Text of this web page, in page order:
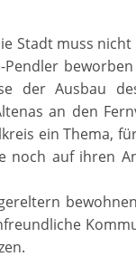
Stadt muss
der Ausbau
an den
ein Thema,
noch auf ihren